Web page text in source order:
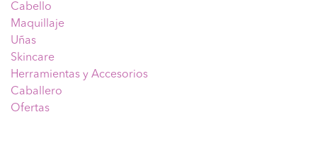
Cabello
Maquillaje
Uñas
Skincare
Herramientas y Accesorios
Caballero
Ofertas